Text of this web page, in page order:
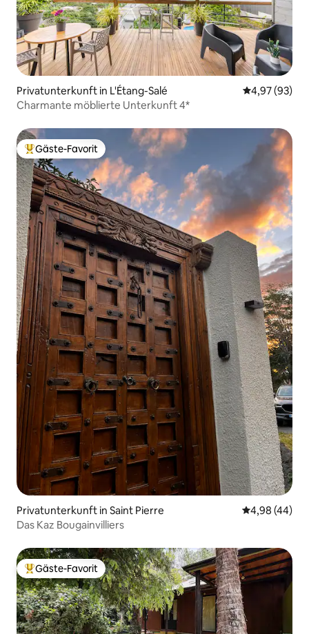
Privatunterkunft in L'Étang-Salé
4,97 (93)
Charmante möblierte Unterkunft 4*
Beliebter Gäste-Favorit.
Gäste-Favorit
Privatunterkunft in Saint Pierre
4,98 (44)
Das Kaz Bougainvilliers
Beliebter Gäste-Favorit.
Gäste-Favorit